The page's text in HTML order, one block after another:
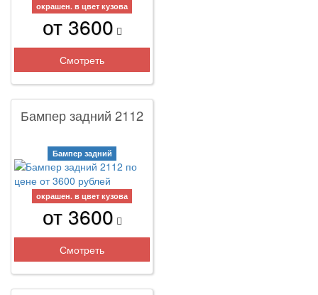
окрашен. в цвет кузова
от 3600
Смотреть
Бампер задний 2112
Бампер задний
окрашен. в цвет кузова
от 3600
Смотреть